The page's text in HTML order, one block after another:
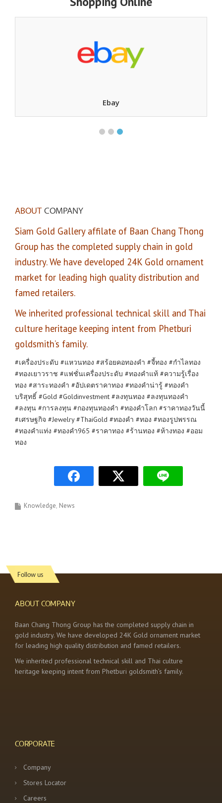
Ebay
ABOUTCOMPANY
Siam Gold Gallery affilate of Baan Chang Thong
Group has the completed supply chain in gold
industry. We have developed 24K Gold ornament
market for leading high quality distribution and
famed retailers.
We inherited professional technical skill and Thai
culture heritage keeping intent from Phetburi
goldsmith’s family.
#เครื่องประดับ #แหวนทอง #สร้อยคอทองคำ #จี้ทอง #กำไลทอง
#ทองเยาวราช #แฟชั่นเครื่องประดับ #ทองคำแท้ #ความรู้เรื่อง
ทอง #สาระทองคำ #อัปเดตราคาทอง #ทองคำน่ารู้ #ทองคำ
บริสุทธิ์ #Gold #Goldinvestment #ลงทุนทอง #ลงทุนทองคำ
#ลงทุน #การลงทุน #กองทุนทองคำ #ทองคำโลก #ราคาทองวันนี้
#เศรษฐกิจ #Jewelry #ThaiGold #ทองคำ #ทอง #ทองรูปพรรณ
#ทองคำแท่ง #ทองคำ965 #ราคาทอง #ร้านทอง #ห้างทอง #ออม
ทอง
Knowledge News
Follow us
ABOUT COMPANY
Baan Chang Thong Group has the completed supply chain in
gold industry. We have developed 24K Gold ornament market
for leading high quality distribution and famed retailers.
We inherited professional technical skill and Thai culture
heritage keeping intent from Phetburi goldsmith’s family.
CORPORATE
Company
Stores Locator
Careers